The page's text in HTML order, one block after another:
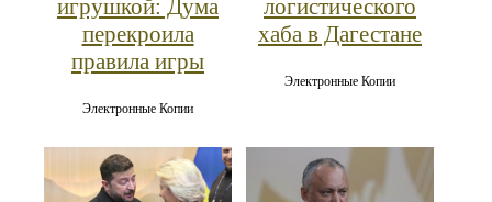
игрушкой: Дума
перекроила
правила игры
Электронные Копии
логистического
хаба в Дагестане
Электронные Копии